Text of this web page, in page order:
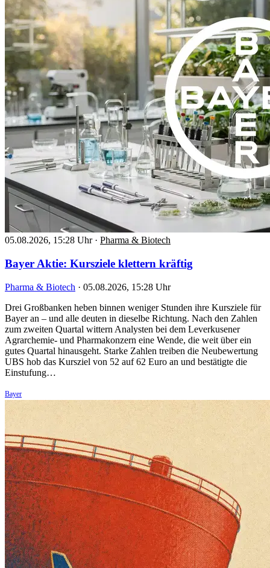
05.08.2026, 15:28 Uhr · Pharma & Biotech
Bayer Aktie: Kursziele klettern kräftig
Pharma & Biotech · 05.08.2026, 15:28 Uhr
Drei Großbanken heben binnen weniger Stunden ihre Kursziele für
Bayer an – und alle deuten in dieselbe Richtung. Nach den Zahlen
zum zweiten Quartal wittern Analysten bei dem Leverkusener
Agrarchemie- und Pharmakonzern eine Wende, die weit über ein
gutes Quartal hinausgeht. Starke Zahlen treiben die Neubewertung
UBS hob das Kursziel von 52 auf 62 Euro an und bestätigte die
Einstufung…
Bayer